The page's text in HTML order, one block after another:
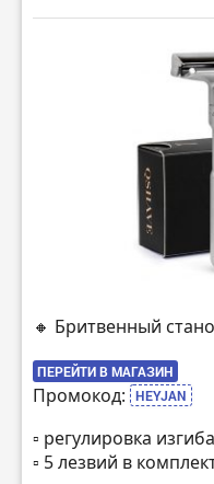
🔸 Бритвенный
ПЕРЕЙТИ В МАГАЗИН
Промокод: HEYJAN
▫️ регулировка
▫️ 5 лезвий в